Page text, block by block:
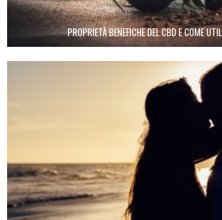
PROPRIETÀ BENEFICHE DEL CBD E COME